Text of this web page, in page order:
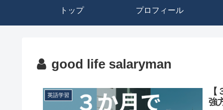
トップ プロフィール
good life salaryman
英語学習
強